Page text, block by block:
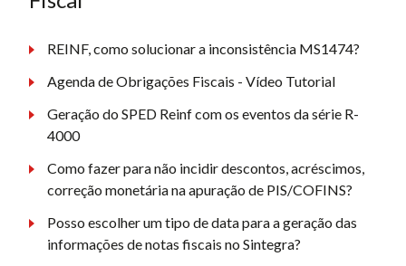
REINF, como solucionar a inconsistência MS1474?
Agenda de Obrigações Fiscais - Vídeo Tutorial
Geração do SPED Reinf com os eventos da série R-
4000
Como fazer para não incidir descontos, acréscimos,
correção monetária na apuração de PIS/COFINS?
Posso escolher um tipo de data para a geração das
informações de notas fiscais no Sintegra?